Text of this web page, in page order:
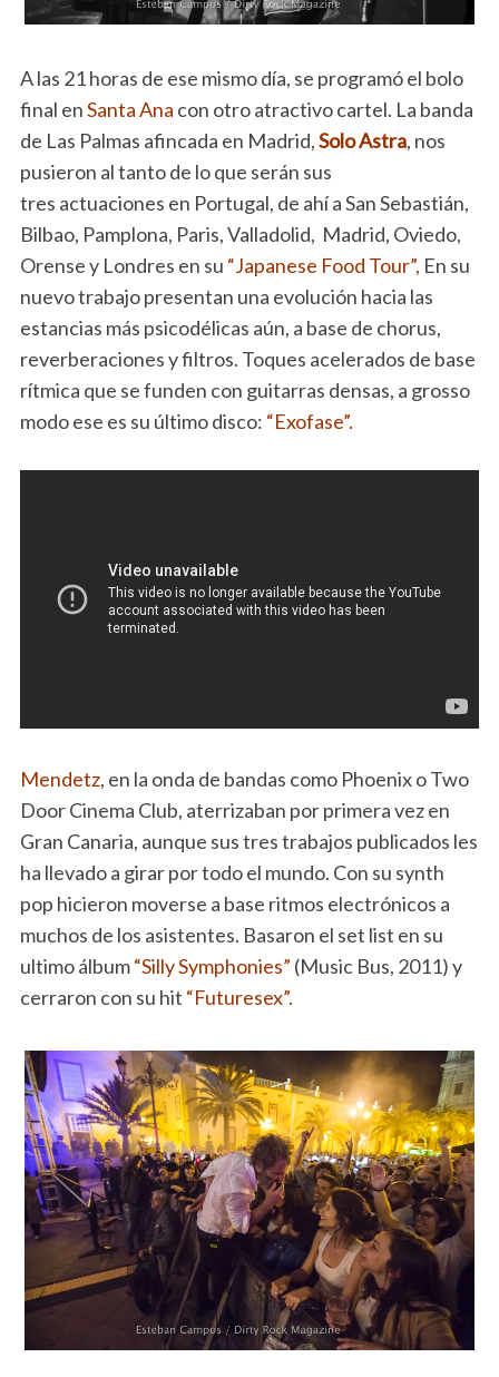
A las 21 horas de ese mismo día, se programó el bolo
final enSanta Ana con otro atractivo cartel. La banda
de Las Palmas afincada en Madrid,Solo Astra, nos
pusieron al tanto de lo que serán sus
tres actuaciones en Portugal, de ahí a San Sebastián,
Bilbao, Pamplona, Paris, Valladolid, Madrid, Oviedo,
Orense y Londres en su “Japanese Food Tour”, En su
nuevo trabajo presentan una evolución hacia las
estancias más psicodélicas aún, a base de chorus,
reverberaciones y filtros. Toques acelerados de base
rítmica que se funden con guitarras densas, a grosso
modo ese es su último disco: “Exofase”.
Mendetz, en la onda de bandas como Phoenix o Two
Door Cinema Club, aterrizaban por primera vez en
Gran Canaria, aunque sus tres trabajos publicados les
ha llevado a girar por todo el mundo. Con su synth
pop hicieron moverse a base ritmos electrónicos a
muchos de los asistentes. Basaron el set list en su
ultimo álbum“Silly Symphonies” (Music Bus, 2011) y
cerraron con su hit “Futuresex”.